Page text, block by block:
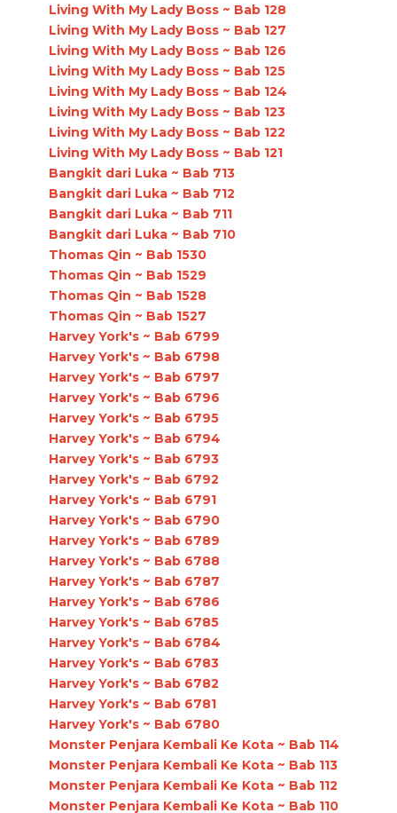
Living With My Lady Boss ~ Bab 128
Living With My Lady Boss ~ Bab 127
Living With My Lady Boss ~ Bab 126
Living With My Lady Boss ~ Bab 125
Living With My Lady Boss ~ Bab 124
Living With My Lady Boss ~ Bab 123
Living With My Lady Boss ~ Bab 122
Living With My Lady Boss ~ Bab 121
Bangkit dari Luka ~ Bab 713
Bangkit dari Luka ~ Bab 712
Bangkit dari Luka ~ Bab 711
Bangkit dari Luka ~ Bab 710
Thomas Qin ~ Bab 1530
Thomas Qin ~ Bab 1529
Thomas Qin ~ Bab 1528
Thomas Qin ~ Bab 1527
Harvey York's ~ Bab 6799
Harvey York's ~ Bab 6798
Harvey York's ~ Bab 6797
Harvey York's ~ Bab 6796
Harvey York's ~ Bab 6795
Harvey York's ~ Bab 6794
Harvey York's ~ Bab 6793
Harvey York's ~ Bab 6792
Harvey York's ~ Bab 6791
Harvey York's ~ Bab 6790
Harvey York's ~ Bab 6789
Harvey York's ~ Bab 6788
Harvey York's ~ Bab 6787
Harvey York's ~ Bab 6786
Harvey York's ~ Bab 6785
Harvey York's ~ Bab 6784
Harvey York's ~ Bab 6783
Harvey York's ~ Bab 6782
Harvey York's ~ Bab 6781
Harvey York's ~ Bab 6780
Monster Penjara Kembali Ke Kota ~ Bab 114
Monster Penjara Kembali Ke Kota ~ Bab 113
Monster Penjara Kembali Ke Kota ~ Bab 112
Monster Penjara Kembali Ke Kota ~ Bab 110